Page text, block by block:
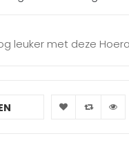
leuker met deze